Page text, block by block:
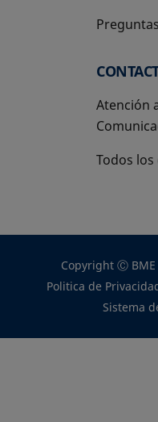
Atención
Todos
Copyright Ⓒ BME
Politica de
Sistema